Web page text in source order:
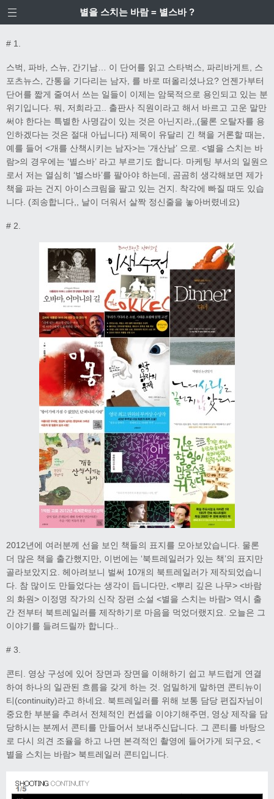
별을 스치는 바람 = 별스바 ?
# 1.
스벅, 파바, 스뉴, 간기남… 이 단어를 읽고 스타벅스, 파리바게트, 스
포츠뉴스, 간통을 기다리는 남자, 를 바로 떠올리셨나요? 언젠가부터
단어를 짧게 줄여서 쓰는 일들이 이제는 암묵적으로 용인되고 있는 분
위기입니다. 뭐, 저희라고.. 출판사 직원이라고 해서 바르고 고운 말만
써야 한다는 특별한 사명감이 있는 것은 아닌지라,,(물론 오탈자를 용
인하겠다는 것은 절대 아닙니다) 제목이 유달리 긴 책을 거론할 때는,
예를 들어 <개를 산책시키는 남자>는 ‘개산남’ 으로. <별을 스치는 바
람>의 경우에는 ‘별스바’ 라고 부르기도 합니다. 마케팅 부서의 일원으
로서 저는 열심히 ‘별스바’를 팔아야 하는데, 곰곰히 생각해보면 제가
책을 파는 건지 아이스크림을 팔고 있는 건지. 착각에 빠질 때도 있습
니다. (죄송합니다,, 날이 더워서 살짝 정신줄을 놓아버렸네요)
# 2.
2012년에 여러분께 선을 보인 책들의 표지를 모아보았습니다. 물론
더 많은 책을 출간했지만, 이번에는 ‘북트레일러가 있는 책’의 표지만
골라보았지요. 헤아려보니 벌써 10개의 북트레일러가 제작되었습니
다. 참 많이도 만들었다는 생각이 듭니다만, <뿌리 깊은 나무> <바람
의 화원> 이정명 작가의 신작 장편 소설 <별을 스치는 바람> 역시 출
간 전부터 북트레일러를 제작하기로 마음을 먹었더랬지요. 오늘은 그
이야기를 들려드릴까 합니다..
# 3.
콘티. 영상 구성에 있어 장면과 장면을 이해하기 쉽고 부드럽게 연결
하여 하나의 일관된 흐름을 갖게 하는 것. 엄밀하게 말하면 콘티뉴이
티(continuity)라고 하네요. 북트레일러를 위해 보통 담당 편집자님이
중요한 부분을 추려서 전체적인 컨셉을 이야기해주면, 영상 제작을 담
당하시는 분께서 콘티를 만들어서 보내주신답니다. 그 콘티를 바탕으
로 다시 의견 조율을 하고 나면 본격적인 촬영에 들어가게 되구요, <
별을 스치는 바람> 북트레일러 콘티입니다.